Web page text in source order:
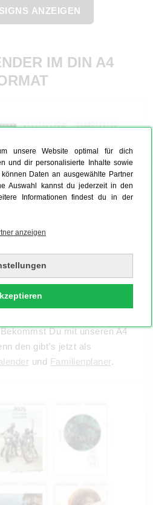
unsere Website optimal für dich
und dir personalisierte Inhalte sowie
Daten an ausgewählte Partner
Auswahl kannst du jederzeit in den
Informationen findest du in der
anzeigen
ANZEIGEN
IM DIN A4
willst
Du mit unseren A4
den gibt’s jetzt als
und Familienplaner.